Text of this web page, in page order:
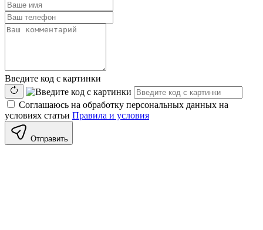
Введите код с картинки
Соглашаюсь на обработку персональных данных на
условиях статьи Правила и условия
Отправить